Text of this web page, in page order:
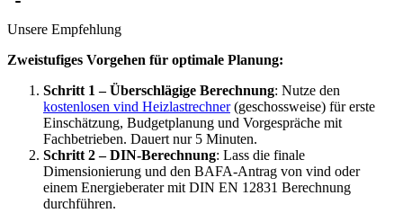
Unsere Empfehlung
Zweistufiges Vorgehen für optimale Planung:
Schritt 1 – Überschlägige Berechnung: Nutze den
kostenlosen vind Heizlastrechner(geschossweise) für erste
Einschätzung, Budgetplanung und Vorgespräche mit
Fachbetrieben. Dauert nur 5 Minuten.
Schritt 2 – DIN-Berechnung: Lass die finale
Dimensionierung und den BAFA-Antrag von vind oder
einem Energieberater mit DIN EN 12831 Berechnung
durchführen.